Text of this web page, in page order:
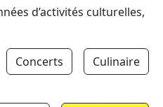
d’activités culturelles,
Concerts Culinaire